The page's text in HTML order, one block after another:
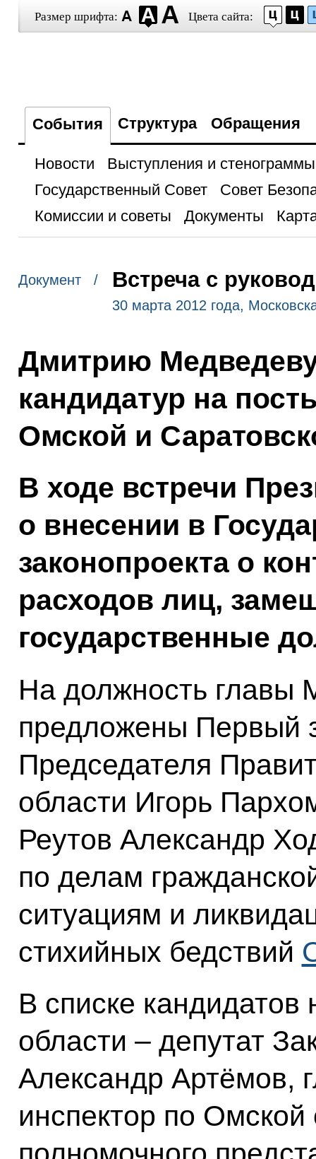
Размер шрифта: Цвета сайта:
События Структура Обращения
Новости
Выступления и стенограммы
Государственный Совет
Совет
Комиссии и советы
Документы
Документ / Встреча с
30 марта 2012 года,
Дмитрию
кандидатур на
Омской и
В ходе встречи
о внесении в
законопроекта о
расходов лиц,
государственные
На должность главы
предложены Первый
Председателя
области Игорь
Реутов Александр
по делам
ситуациям и
стихийных бедствий
В списке
области – депутат
Александр Артёмов,
инспектор по Омской